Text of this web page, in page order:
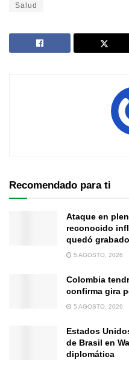
Salud
Recomendado para ti
Ataque en
reconocido
quedó grabado
5 AGOSTO, 2026
Colombia
confirma gira
5 AGOSTO, 2026
Estados
de Brasil en
diplomática